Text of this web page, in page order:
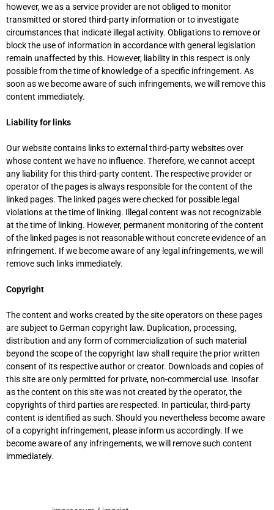
however, we as a service provider are not obliged to monitor
transmitted or stored third-party information or to investigate
circumstances that indicate illegal activity. Obligations to remove or
block the use of information in accordance with general legislation
remain unaffected by this. However, liability in this respect is only
possible from the time of knowledge of a specific infringement. As
soon as we become aware of such infringements, we will remove this
content immediately.
Liability for links
Our website contains links to external third-party websites over
whose content we have no influence. Therefore, we cannot accept
any liability for this third-party content. The respective provider or
operator of the pages is always responsible for the content of the
linked pages. The linked pages were checked for possible legal
violations at the time of linking. Illegal content was not recognizable
at the time of linking. However, permanent monitoring of the content
of the linked pages is not reasonable without concrete evidence of an
infringement. If we become aware of any legal infringements, we will
remove such links immediately.
Copyright
The content and works created by the site operators on these pages
are subject to German copyright law. Duplication, processing,
distribution and any form of commercialization of such material
beyond the scope of the copyright law shall require the prior written
consent of its respective author or creator. Downloads and copies of
this site are only permitted for private, non-commercial use. Insofar
as the content on this site was not created by the operator, the
copyrights of third parties are respected. In particular, third-party
content is identified as such. Should you nevertheless become aware
of a copyright infringement, please inform us accordingly. If we
become aware of any infringements, we will remove such content
immediately.